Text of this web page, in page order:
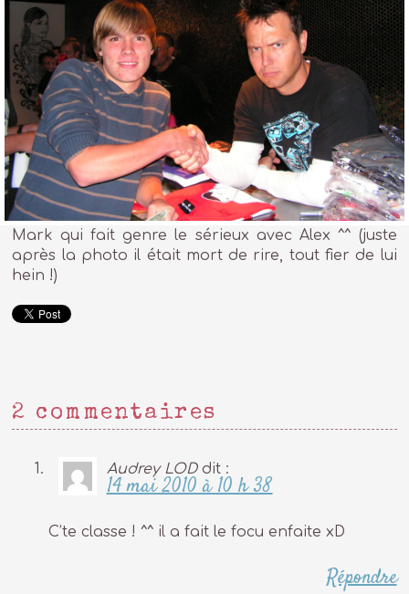
Mark qui fait genre le sérieux avec Alex ^^ (juste
après la photo il était mort de rire, tout fier de lui
hein !)
2 commentaires
Audrey LOD dit :
14 mai 2010 à 10 h 38
C’te classe ! ^^ il a fait le focu enfaite xD
Répondre